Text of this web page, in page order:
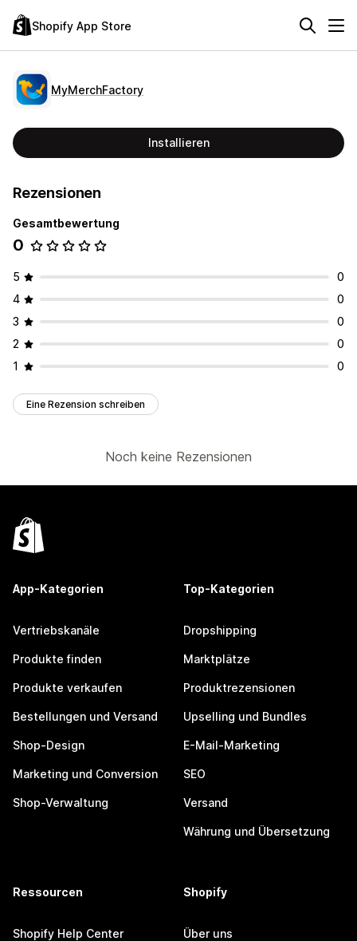
Shopify App Store
MyMerchFactory
Installieren
Rezensionen
Gesamtbewertung
0
5
0
4
0
3
0
2
0
1
0
Eine Rezension schreiben
Noch keine Rezensionen
App-Kategorien
Vertriebskanäle
Produkte finden
Produkte verkaufen
Bestellungen und Versand
Shop-Design
Marketing und Conversion
Shop-Verwaltung
Top-Kategorien
Dropshipping
Marktplätze
Produktrezensionen
Upselling und Bundles
E-Mail-Marketing
SEO
Versand
Währung und Übersetzung
Ressourcen
Shopify Help Center
Shopify
Über uns